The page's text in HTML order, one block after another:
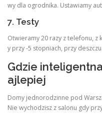
wy dla ogrodnika. Ustawiamy
7. Testy
Otwieramy 20 razy z telefonu,
y przy -5 stopniach, przy
Gdzie
ajlepiej
Domy jednorodzinne pod
Nie wychodzisz z salonu gdy